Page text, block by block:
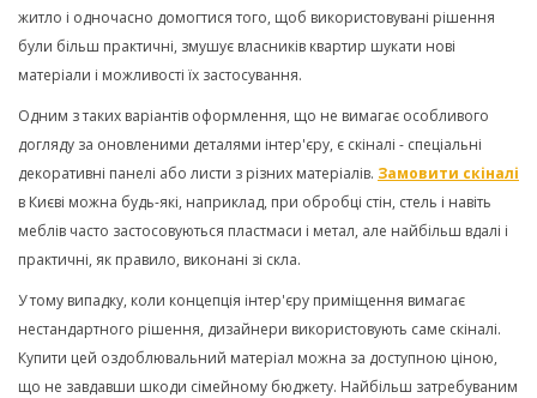
житло і одночасно домогтися того, щоб використовувані рішення
були більш практичні, змушує власників квартир шукати нові
матеріали і можливості їх застосування.
Одним з таких варіантів оформлення, що не вимагає особливого
догляду за оновленими деталями інтер'єру, є скіналі - спеціальні
декоративні панелі або листи з різних матеріалів. Замовити скіналі
в Києві можна будь-які, наприклад, при обробці стін, стель і навіть
меблів часто застосовуються пластмаси і метал, але найбільш вдалі і
практичні, як правило, виконані зі скла.
У тому випадку, коли концепція інтер'єру приміщення вимагає
нестандартного рішення, дизайнери використовують саме скіналі.
Купити цей оздоблювальний матеріал можна за доступною ціною,
що не завдавши шкоди сімейному бюджету. Найбільш затребуваним